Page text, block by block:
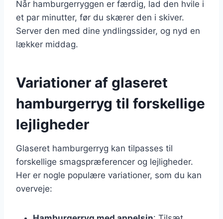
Når hamburgerryggen er færdig, lad den hvile i
et par minutter, før du skærer den i skiver.
Server den med dine yndlingssider, og nyd en
lækker middag.
Variationer af glaseret
hamburgerryg til forskellige
lejligheder
Glaseret hamburgerryg kan tilpasses til
forskellige smagspræferencer og lejligheder.
Her er nogle populære variationer, som du kan
overveje: